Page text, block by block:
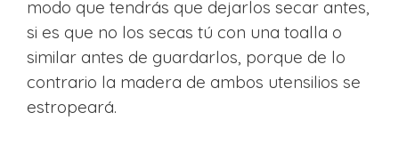
modo que tendrás que dejarlos secar antes,
si es que no los secas tú con una toalla o
similar antes de guardarlos, porque de lo
contrario la madera de ambos utensilios se
estropeará.